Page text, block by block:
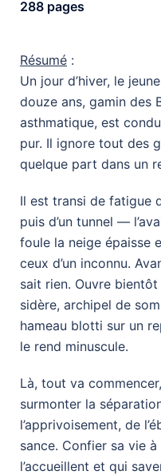
288 pages
Résumé :
Un jour d’hiver, le
douze ans, gamin des
asthmatique, est
pur. Il ignore tout des
quelque part dans un
Il est transi de fatigue
puis d’un tunnel —
foule la neige épaisse
ceux d’un inconnu.
sait rien. Ouvre
sidère, archipel de
hameau blotti sur un
le rend minuscule.
Là, tout va
surmonter la
l’apprivoisement, de
sance. Con­fier sa vie à
l’accueillent et qui